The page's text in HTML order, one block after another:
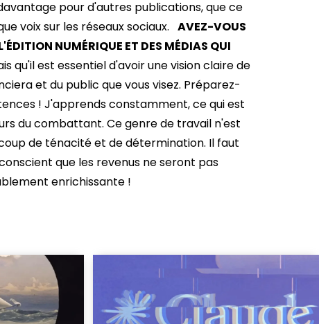
pour d'autres publications, que ce
voix sur les réseaux sociaux. AVEZ-VOUS
NUMÉRIQUE ET DES MÉDIAS QUI
qu'il est essentiel d'avoir une vision claire de
et du public que vous visez. Préparez-
! J'apprends constamment, ce qui est
du combattant. Ce genre de travail n'est
de ténacité et de détermination. Il faut
que les revenus ne seront pas
enrichissante !